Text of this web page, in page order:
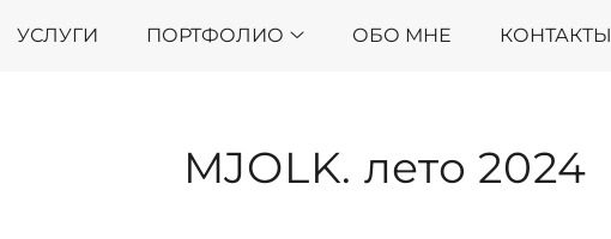
УСЛУГИ ПОРТФОЛИО ОБО МНЕ КОНТАКТЫ
MJOLK. лето 2024